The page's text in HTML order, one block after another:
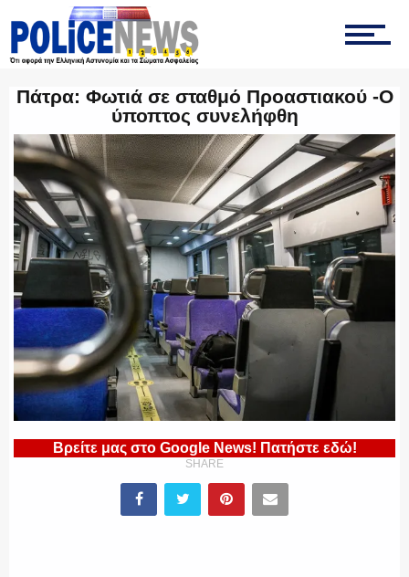
ΤΡΟΧΑΙΑ
ΟΠΚΕ
ΟΜΑΔΑ “Ζ”
ΕΚΑΜ
ΥΑΤ/ΥΜΕΤ
ΕΛΛΗΝΙΚΗ ΑΣΤΥΝΟΜΙΑ
Πάτρα: Φωτιά σε σταθμό Προαστιακού -Ο
ύποπτος συνελήφθη
Βρείτε μας στο Google News! Πατήστε εδώ!
SHARE